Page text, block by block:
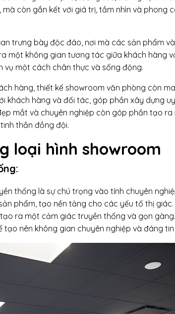
còn gắn kết với giá trị, tầm nhìn và phong
trưng bày độc đáo, nơi mà các sản phẩm
một không gian tương tác giữa khách hàng
vụ một cách chân thực và sống động.
hàng, thiết kế showroom văn phòng còn
khách hàng và đối tác, góp phần xây dựng
mắt và chuyên nghiệp còn góp phần tạo
thần đồng đội.
loại hình showroom
thống là sự chú trọng vào tính chuyên
phẩm, tạo nền tảng cho các yếu tố thị
ra một cảm giác truyền thống và gọn
nên không gian chuyên nghiệp và đáng